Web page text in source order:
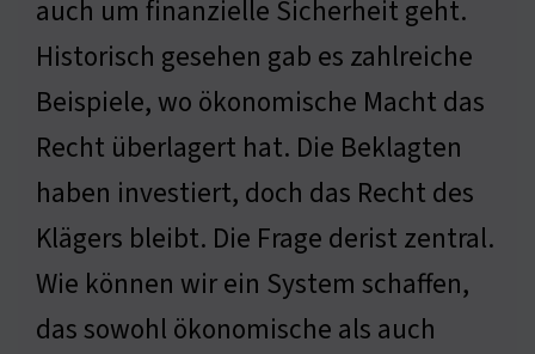
auch um finanzielle Sicherheit geht.
Historisch gesehen gab es zahlreiche
Beispiele, wo ökonomische Macht das
Recht überlagert hat. Die Beklagten
haben investiert, doch das Recht des
Klägers bleibt. Die Frage derist zentral.
Wie können wir ein System schaffen,
das sowohl ökonomische als auch